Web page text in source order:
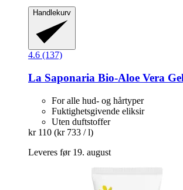
Handlekurv
4.6 (137)
La Saponaria Bio-​Aloe Vera
For alle hud- og hårtyper
Fuktighetsgivende eliksir
Uten duftstoffer
kr 110 (kr 733 / l)
Leveres før 19. august